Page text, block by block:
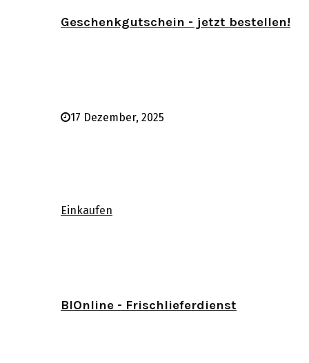
Geschenkgutschein - jetzt bestellen!
17 Dezember, 2025
Einkaufen
BIOnline - Frischlieferdienst